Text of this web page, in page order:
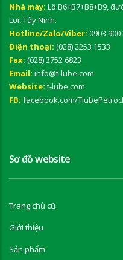
Nhà máy: Lô B6+B7+B8+B9,
Lợi, Tây Ninh.
Hotline/Zalo/Viber: 0903 900
Điện thoại: (028) 2253 1533
Fax: (028) 3752 6823
Email: info@t-lube.com
Website: t-lube.com
FB: facebook.com/
Sơ đồ website
Trang chủ cũ
Giới thiệu
Sản phẩm